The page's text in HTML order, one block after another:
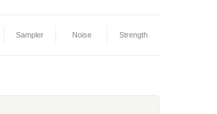
Sampler Noise Strength